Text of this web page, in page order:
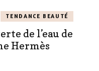
TENDANCE BEAUTÉ
de l’eau de
Hermès